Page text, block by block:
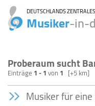
DEUTSCHLANDS
Musiker-in-
Proberaum sucht
Einträge 1 - 1von 1 [+5 km]
Musiker für